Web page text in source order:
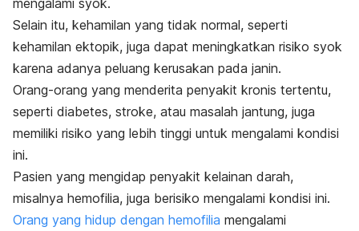
Selain itu, kehamilan yang tidak normal, seperti
kehamilan ektopik, juga dapat meningkatkan risiko syok
karena adanya peluang kerusakan pada janin.
Orang-orang yang menderita penyakit kronis tertentu,
seperti diabetes, stroke, atau masalah jantung, juga
memiliki risiko yang lebih tinggi untuk mengalami kondisi
ini.
Pasien yang mengidap penyakit kelainan darah,
misalnya hemofilia, juga berisiko mengalami kondisi ini.
Orang yang hidup dengan hemofilia mengalami